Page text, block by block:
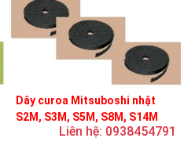
Dây curoa Mitsuboshi nhật
S2M, S3M, S5M, S8M, S14M
Liên hệ: 0938454791